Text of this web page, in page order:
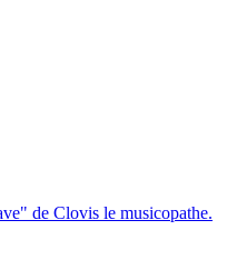
de Clovis le musicopathe.